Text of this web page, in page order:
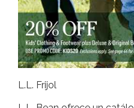
L.L. Frijol